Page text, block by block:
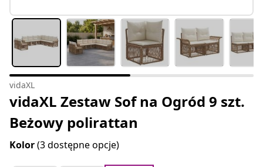
vidaXL
vidaXL Zestaw Sof na Ogród 9 szt.
Beżowy polirattan
Kolor(3 dostępne opcje)